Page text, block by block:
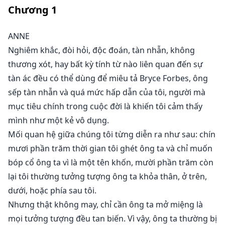
chọn," anh ta nói trước khi nắm lấy tóc tôi và đẩy ngực
tôi xuống, buộc tôi phải cúi người và đặt tay lên mặt
bàn của anh ta.
Ôi trời. Điều đó làm tôi mỉm cười, và làm tôi ướt hơn.
Bryce Forbes thô bạo hơn tôi tưởng tượng nhiều.
Anneliese Starling có thể dùng mọi từ đồng nghĩa với
từ "tàn nhẫn" trong từ điển để miêu tả tên sếp khốn
nạn của mình, và vẫn chưa đủ. Bryce Forbes là hiện
thân của sự tàn nhẫn, nhưng đáng tiếc cũng là của sự
khao khát không thể cưỡng lại.
Chương 1
ANNE
Nghiêm khắc, đòi hỏi, độc đoán, tàn nhẫn, không
thương xót, hay bất kỳ tính từ nào liên quan đến sự
tàn ác đều có thể dùng để miêu tả Bryce Forbes, ông
sếp tàn nhẫn và quá mức hấp dẫn của tôi, người mà
mục tiêu chính trong cuộc đời là khiến tôi cảm thấy
mình như một kẻ vô dụng.
Mối quan hệ giữa chúng tôi từng diễn ra như sau: chín
mươi phần trăm thời gian tôi ghét ông ta và chỉ muốn
bóp cổ ông ta vì là một tên khốn, mười phần trăm còn
lại tôi thường tưởng tượng ông ta khỏa thân, ở trên,
dưới, hoặc phía sau tôi.
Nhưng thật không may, chỉ cần ông ta mở miệng là
mọi tưởng tượng đều tan biến. Vì vậy, ông ta thường bị